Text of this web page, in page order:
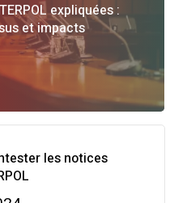
expliquées :
et impacts
les notices